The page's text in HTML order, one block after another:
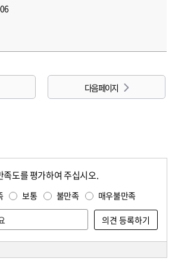
다음 페이지
족도를 평가하여 주십시오.
보통 불만족 매우불만족